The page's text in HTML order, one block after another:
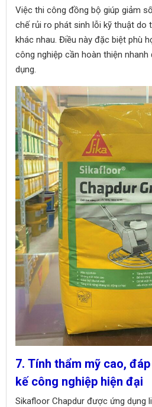
Việc thi công đồng bộ giúp giảm
chế rủi ro phát sinh lỗi kỹ thuật do
khác nhau. Điều này đặc biệt phù
công nghiệp cần hoàn thiện
dụng.
7. Tính thẩm mỹ cao,
kế công nghiệp hiện đại
Sikafloor Chapdur được ứng dụng